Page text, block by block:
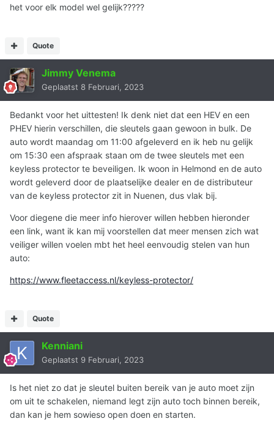
het voor elk model wel gelijk?????
Quote
Jimmy Venema
Geplaatst 8 Februari, 2023
Bedankt voor het uittesten! Ik denk niet dat een HEV en een
PHEV hierin verschillen, die sleutels gaan gewoon in bulk. De
auto wordt maandag om 11:00 afgeleverd en ik heb nu gelijk
om 15:30 een afspraak staan om de twee sleutels met een
keyless protector te beveiligen. Ik woon in Helmond en de auto
wordt geleverd door de plaatselijke dealer en de distributeur
van de keyless protector zit in Nuenen, dus vlak bij.
Voor diegene die meer info hierover willen hebben hieronder
een link, want ik kan mij voorstellen dat meer mensen zich wat
veiliger willen voelen mbt het heel eenvoudig stelen van hun
auto:
https://www.fleetaccess.nl/keyless-protector/
Quote
Kenniani
Geplaatst 9 Februari, 2023
Is het niet zo dat je sleutel buiten bereik van je auto moet zijn
om uit te schakelen, niemand legt zijn auto toch binnen bereik,
dan kan je hem sowieso open doen en starten.